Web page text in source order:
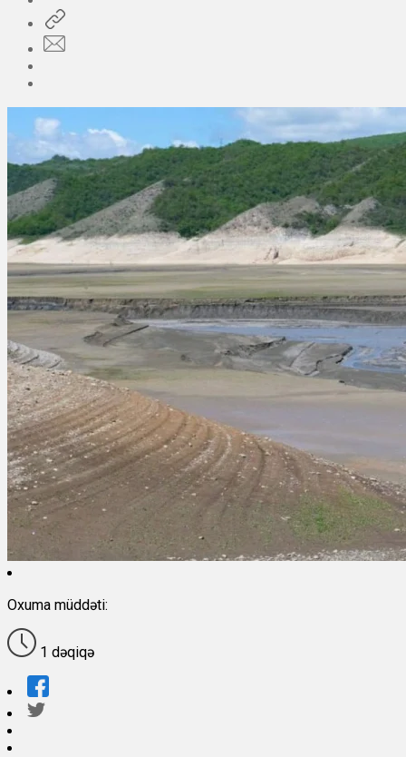
Oxuma müddəti:
1 dəqiqə